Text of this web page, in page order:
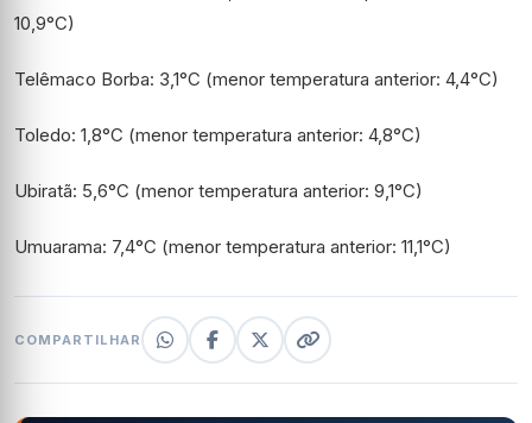
10,9°C)
Telêmaco Borba: 3,1°C (menor temperatura anterior: 4,4°C)
Toledo: 1,8°C (menor temperatura anterior: 4,8°C)
Ubiratã: 5,6°C (menor temperatura anterior: 9,1°C)
Umuarama: 7,4°C (menor temperatura anterior: 11,1°C)
COMPARTILHAR